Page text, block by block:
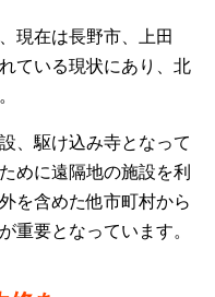
現在は長野市、上田
ている現状にあり、北
、駆け込み寺となって
めに遠隔地の施設を利
を含めた他市町村から
重要となっています。